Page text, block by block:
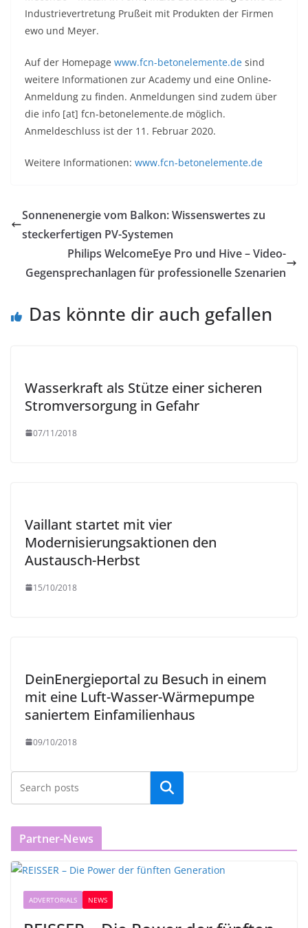
Industrievertretung Prußeit mit Produkten der Firmen
ewo und Meyer.
Auf der Homepage www.fcn-betonelemente.de sind
weitere Informationen zur Academy und eine Online-
Anmeldung zu finden. Anmeldungen sind zudem über
die info [at] fcn-betonelemente.de möglich.
Anmeldeschluss ist der 11. Februar 2020.
Weitere Informationen: www.fcn-betonelemente.de
Sonnenenergie vom Balkon: Wissenswertes zu
steckerfertigen PV-Systemen
Philips WelcomeEye Pro und Hive – Video-
Gegensprechanlagen für professionelle Szenarien
Das könnte dir auch gefallen
Wasserkraft als Stütze einer sicheren
Stromversorgung in Gefahr
07/11/2018
Vaillant startet mit vier
Modernisierungsaktionen den
Austausch-Herbst
15/10/2018
DeinEnergieportal zu Besuch in einem
mit eine Luft-Wasser-Wärmepumpe
saniertem Einfamilienhaus
09/10/2018
Partner-News
ADVERTORIALS NEWS